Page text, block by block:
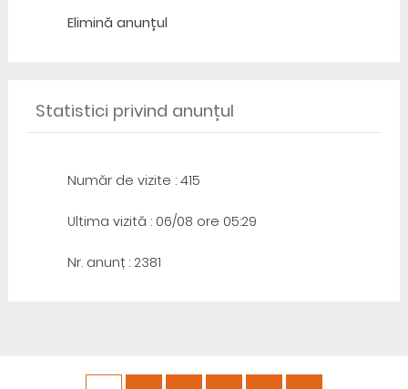
Elimină anunțul
Statistici privind anunțul
Număr de vizite : 415
Ultima vizită : 06/08 ore 05:29
Nr. anunț : 2381